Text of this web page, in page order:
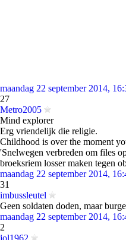
maandag 22 september 2014,
27
Metro2005
Mind explorer
Erg vriendelijk die religie.
Childhood is over the moment
'Snelwegen verbreden om files
broeksriem losser maken tegen
maandag 22 september 2014,
31
imbussleutel
Geen soldaten doden, maar
maandag 22 september 2014,
2
jol1962